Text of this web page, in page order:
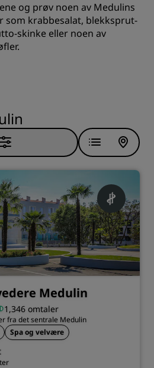
og prøv noen av Medulins
krabbesalat, blekksprut-
skinke eller noen av
Medulin
1,346 omtaler
fra det sentrale Medulin
Spa og velvære